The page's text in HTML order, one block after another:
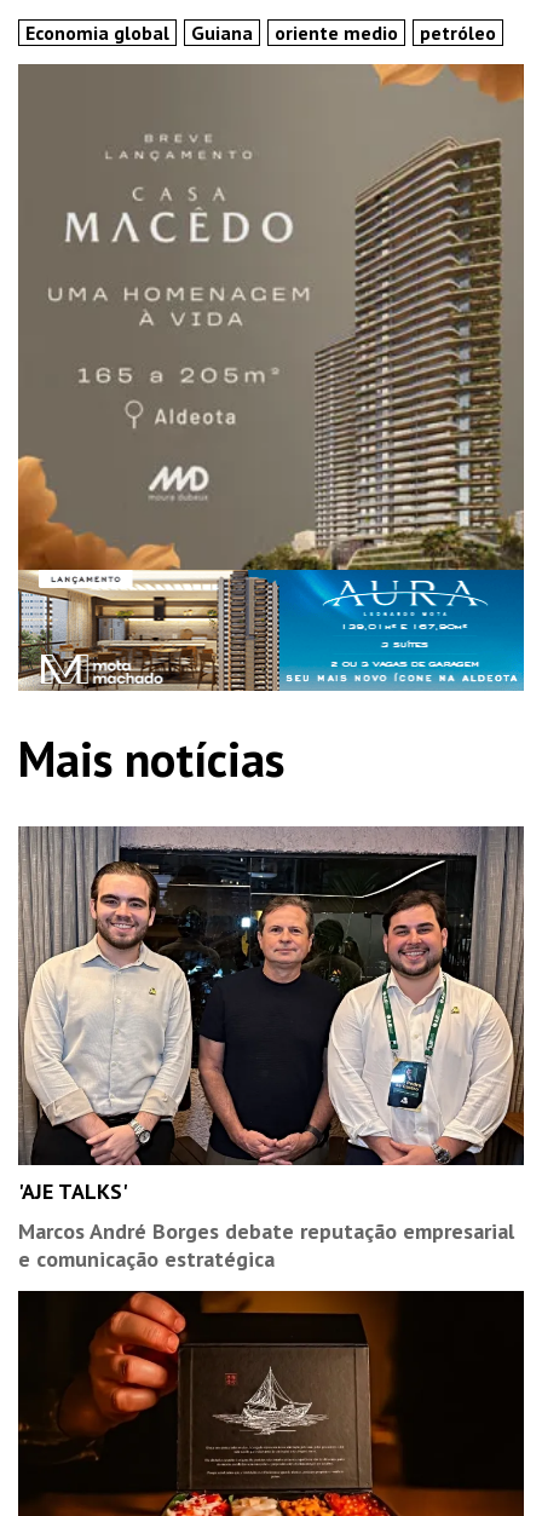
Economia global Guiana oriente medio petróleo
Mais notícias
'AJE TALKS'
Marcos André Borges debate reputação empresarial
e comunicação estratégica